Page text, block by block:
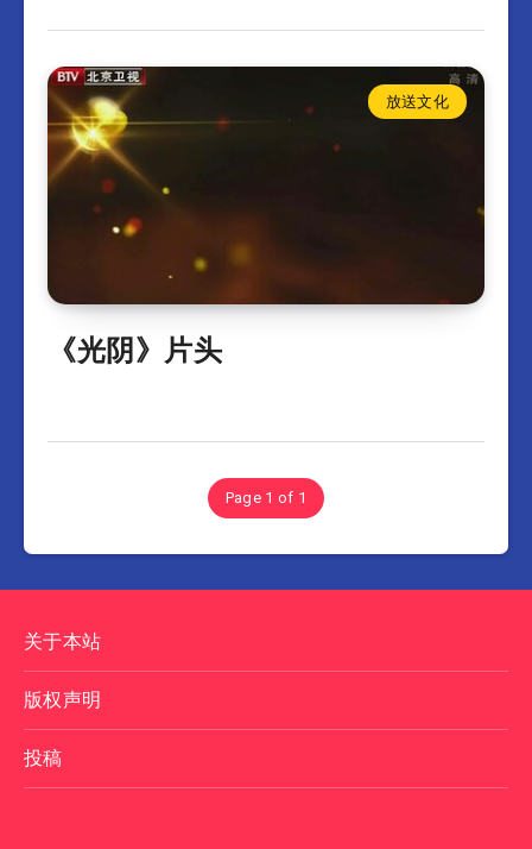
放送文化
《光阴》片头
Page 1 of 1
关于本站
版权声明
投稿